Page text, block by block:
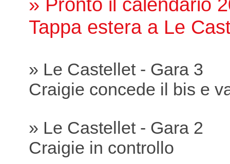
Tappa estera a Le
» Le Castellet - Gara 3
Craigie concede il bis e
» Le Castellet - Gara 2
Craigie in controllo